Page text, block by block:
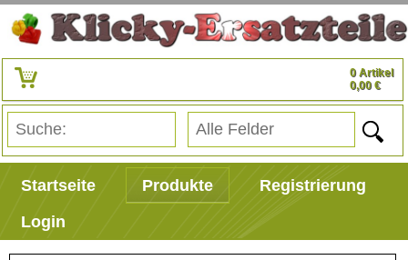
0 Artikel
0,00 €
Startseite Produkte
Registrierung
Login